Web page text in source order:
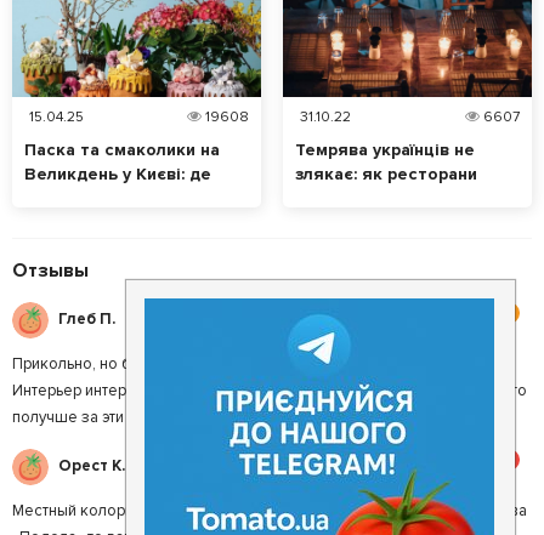
15.04.25 19608
Паска та смаколики на
Великдень у Києві: де
31.10.22 6607
Темрява українців не
злякає: як ресторани
Отзывы
Глеб П.
Прикольно, но без особого кайфа. Кухня на твёрдую четвёрку.
Интерьер интересный. обслуживание на четвёрку. Можно найти что-то
получше за эти деньги.
Орест К.
Местный колорит! Если хотите прочувствовать местный колорит Киева